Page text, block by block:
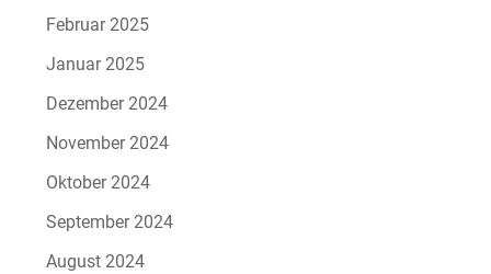
Februar 2025
Januar 2025
Dezember 2024
November 2024
Oktober 2024
September 2024
August 2024